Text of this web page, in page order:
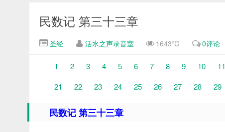
民数记 第三十三章
圣经 活水之声录音室 1643℃ 0评论
1 2 3 4 5 6 7 8 9 10 11
21
22 23 24 25 26 27 28 29
民数记 第三十三章